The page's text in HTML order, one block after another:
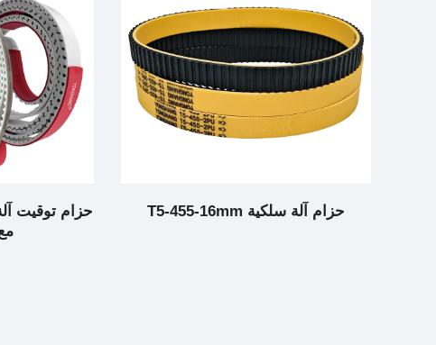
حزام توقيت آلة السحب السريع الخزفية
أحزمة